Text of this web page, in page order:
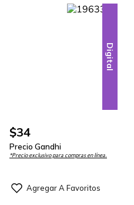
Digital
$34
Precio Gandhi
*Precio exclusivo para compras en línea.